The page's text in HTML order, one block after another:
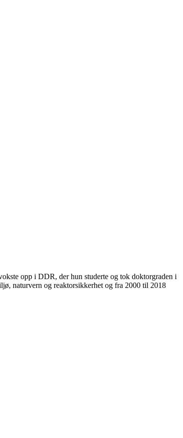
opp i DDR, der hun studerte og tok doktorgraden i
naturvern og reaktorsikkerhet og fra 2000 til 2018